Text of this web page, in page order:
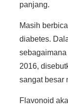
panjang.
Masih
diabetes.
2016,
sangat besar
Flavonoid